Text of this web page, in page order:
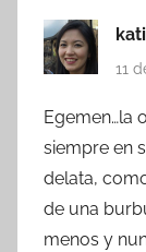
11
Egemen…la
siempre en
delata,
de una
menos y